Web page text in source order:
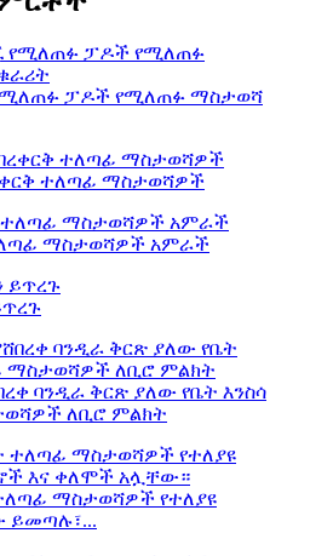
ፓዶች የሚለጠፉ ማስታወሻ
ተለጣፊ ማስታወሻዎች
ማስታወሻዎች አምራች
ባንዲራ ቅርጽ ያለው የቤት እንስሳ
ለቢሮ ምልክት
ማስታወሻዎች የተለያዩ
ይመጣሉ፣...